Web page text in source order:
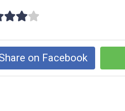
on Facebook